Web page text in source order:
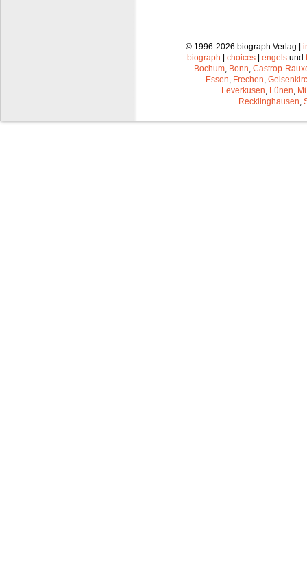
© 1996-2026 biograph Verlag |
biograph
choices engels und
Bochum, Bonn, Castrop-
Essen, Frechen,
Leverkusen, Lünen,
Recklinghausen,